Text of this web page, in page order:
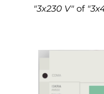
"3x230 V"of